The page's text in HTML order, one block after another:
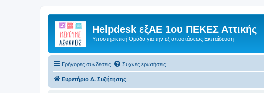
Helpdesk εξΑΕ 1ου ΠΕΚΕΣ Αττικής
Υποστηρικτική Ομάδα για την εξ αποστάσεως Εκπαίδευση
Γρήγορες συνδέσεις Συχνές ερωτήσεις
Ευρετήριο Δ. Συζήτησης